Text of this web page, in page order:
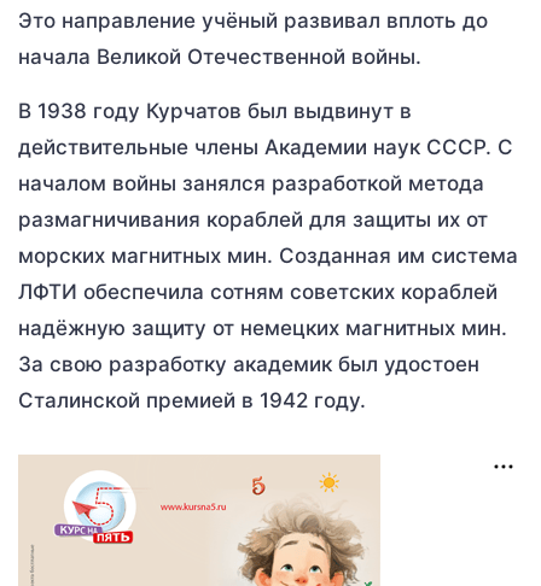
Это направление учёный развивал вплоть до
начала Великой Отечественной войны.
В 1938 году Курчатов был выдвинут в
действительные члены Академии наук СССР. С
началом войны занялся разработкой метода
размагничивания кораблей для защиты их от
морских магнитных мин. Созданная им система
ЛФТИ обеспечила сотням советских кораблей
надёжную защиту от немецких магнитных мин.
За свою разработку академик был удостоен
Сталинской премией в 1942 году.